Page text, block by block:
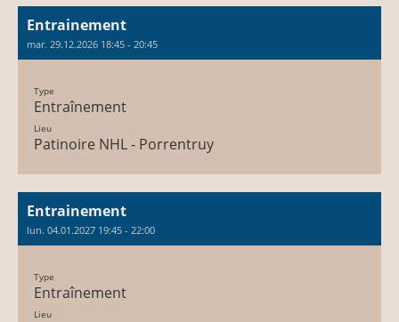
Entrainement
mar. 29.12.2026 18:45 - 20:45
Type
Entraînement
Lieu
Patinoire NHL - Porrentruy
Entrainement
lun. 04.01.2027 19:45 - 22:00
Type
Entraînement
Lieu